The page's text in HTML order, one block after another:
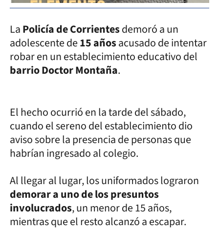
LaPolicía de Corrientesdemoró a un
adolescente de15 añosacusado de intentar
robar en un establecimiento educativo del
barrio Doctor Montaña.
El hecho ocurrió en la tarde del sábado,
cuando el sereno del establecimiento dio
aviso sobre la presencia de personas que
habrían ingresado al colegio.
Al llegar al lugar, los uniformados lograron
demorar a uno de los presuntos
involucrados, un menor de 15 años,
mientras que el resto alcanzó a escapar.